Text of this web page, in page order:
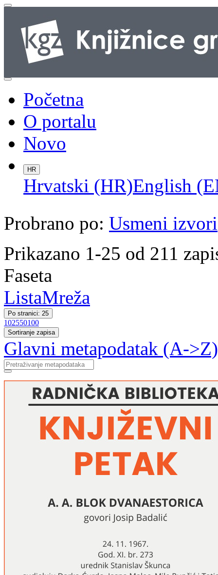
Početna
O portalu
Novo
HR
Hrvatski (HR)English
Probrano po: Usmeni izvori
Prikazano 1-25 od 211
Faseta
ListaMreža
Po stranici: 25
102550100
Sortiranje zapisa
Glavni metapodatak (A->Z)